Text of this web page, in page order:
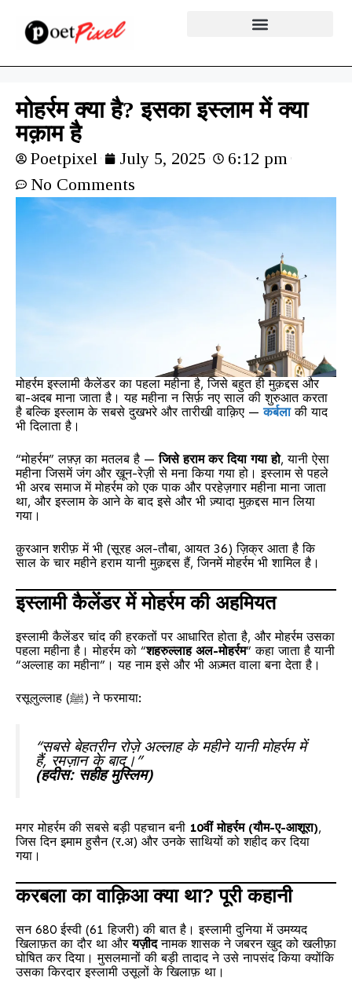
मोहर्रम क्या है? इसका इस्लाम में क्या
मक़ाम है
Poetpixel July 5, 2025
6:12 pm
No Comments
मोहर्रम इस्लामी कैलेंडर का पहला महीना है, जिसे बहुत ही मुक़द्दस और
बा-अदब माना जाता है। यह महीना न सिर्फ़ नए साल की शुरुआत करता
है बल्कि इस्लाम के सबसे दुखभरे और तारीखी वाक़िए —कर्बलाकी याद
भी दिलाता है।
“मोहर्रम” लफ़्ज़ का मतलब है —जिसे हराम कर दिया गया हो, यानी ऐसा
महीना जिसमें जंग और ख़ून-रेज़ी से मना किया गया हो। इस्लाम से पहले
भी अरब समाज में मोहर्रम को एक पाक और परहेज़गार महीना माना जाता
था, और इस्लाम के आने के बाद इसे और भी ज़्यादा मुक़द्दस मान लिया
गया।
क़ुरआन शरीफ़ में भी (सूरह अल-तौबा, आयत 36) ज़िक्र आता है कि
साल के चार महीने हराम यानी मुक़द्दस हैं, जिनमें मोहर्रम भी शामिल है।
इस्लामी कैलेंडर में मोहर्रम की अहमियत
इस्लामी कैलेंडर चांद की हरकतों पर आधारित होता है, और मोहर्रम उसका
पहला महीना है। मोहर्रम को “शहरुल्लाह अल-मोहर्रम” कहा जाता है यानी
“अल्लाह का महीना”। यह नाम इसे और भी अज़्मत वाला बना देता है।
रसूलुल्लाह (ﷺ) ने फरमाया:
“सबसे बेहतरीन रोज़े अल्लाह के महीने यानी मोहर्रम में
हैं, रमज़ान के बाद।”
(हदीस: सहीह मुस्लिम)
मगर मोहर्रम की सबसे बड़ी पहचान बनी 10वीं मोहर्रम (यौम-ए-आशूरा),
जिस दिन इमाम हुसैन (र.अ) और उनके साथियों को शहीद कर दिया
गया।
करबला का वाक़िआ क्या था? पूरी कहानी
सन 680 ईस्वी (61 हिजरी) की बात है। इस्लामी दुनिया में उमय्यद
खिलाफ़त का दौर था औरयज़ीदनामक शासक ने जबरन खुद को खलीफ़ा
घोषित कर दिया। मुसलमानों की बड़ी तादाद ने उसे नापसंद किया क्योंकि
उसका किरदार इस्लामी उसूलों के खिलाफ़ था।